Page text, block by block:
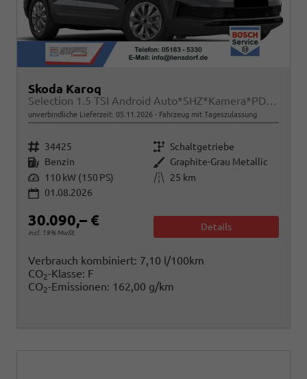
Skoda Karoq
Selection 1.5 TSI Android Auto*SHZ*Kamera*PDC v/h*Klimaauto*SUNSET*LED
unverbindliche Lieferzeit: 05.11.2026 Fahrzeug mit Tageszulassung
Fahrzeugnr. 34425 Getriebe Schaltgetriebe
Kraftstoff Benzin Außenfarbe Graphite-Grau Metallic
Leistung 110 kW (150 PS) Kilometerstand
25 km
01.08.2026
30.090,– €
incl. 19% MwSt.
Details
Verbrauch kombiniert: 7,10 l/100km
CO2-Klasse: F
CO2-Emissionen: 162,00 g/km